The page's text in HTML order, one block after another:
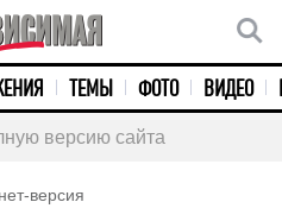
ТЕМЫ ФОТО ВИДЕО
версию сайта
версия